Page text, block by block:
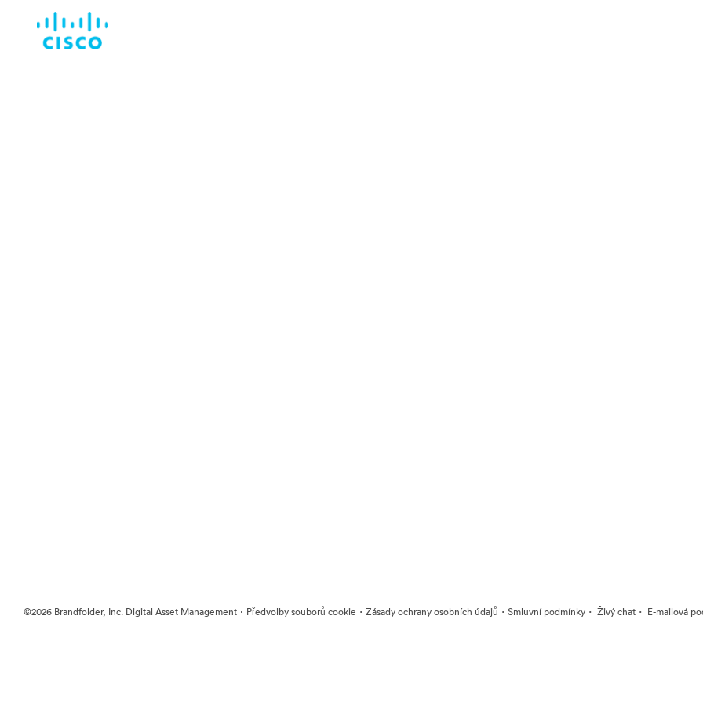
©2026 Brandfolder, Inc. Digital Asset Management · Předvolby souborů cookie · Zásady ochrany osobních údajů · Smluvní podmínky · Živý chat · E-mailová